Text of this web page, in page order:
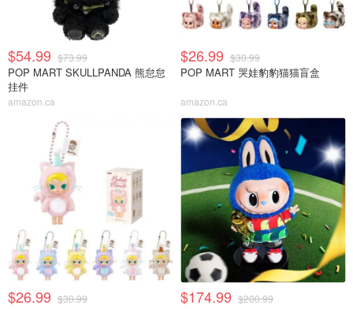
$54.99 $73.99
POP MART SKULLPANDA 熊怠怠
挂件
amazon.ca
$26.99 $30.99
POP MART 哭娃豹豹猫猫盲盒
amazon.ca
$26.99 $30.99 $174.99 $200.99